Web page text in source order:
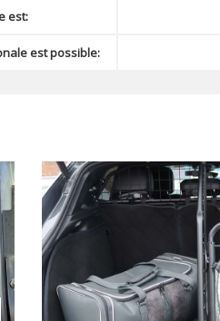
est:
est possible: